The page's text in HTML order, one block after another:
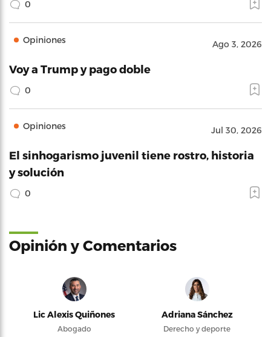
0
Opiniones Ago 3, 2026
Voy a Trump y pago doble
0
Opiniones Jul 30, 2026
El sinhogarismo juvenil tiene rostro, historia
y solución
0
Opinión y Comentarios
Lic Alexis Quiñones
Abogado
Adriana Sánchez
Derecho y deporte